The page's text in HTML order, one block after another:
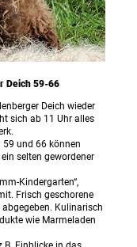
Deich 59-66
Deich wieder
sich ab 11 Uhr alles
und 66 können
selten gewordener
Kindergarten“,
Frisch geschorene
Kulinarisch
wie Marmeladen